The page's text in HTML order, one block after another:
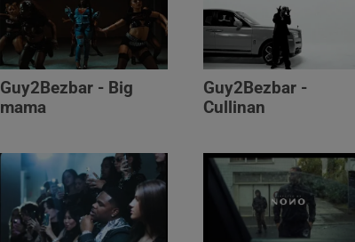
Guy2Bezbar - Big
mama
Guy2Bezbar -
Cullinan